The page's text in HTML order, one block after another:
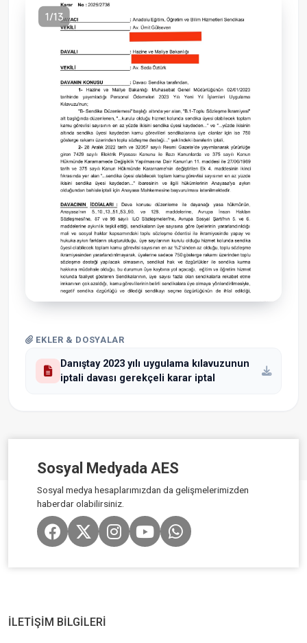
EKLER & DOSYALAR
Danıştay 2023 yılı uygulama kılavuzunun
iptali davası gerekçeli karar iptal
Sosyal Medyada AES
Sosyal medya hesaplarımızdan da gelişmelerimizden
haberdar olabilirsiniz.
İLETİŞİM BİLGİLERİ